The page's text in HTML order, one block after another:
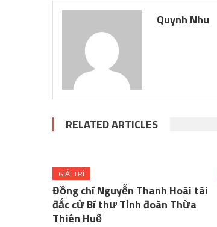
Quynh Nhu
RELATED ARTICLES
GIẢI TRÍ
Đồng chí Nguyễn Thanh Hoài tái
đắc cử Bí thư Tỉnh đoàn Thừa
Thiên Huế